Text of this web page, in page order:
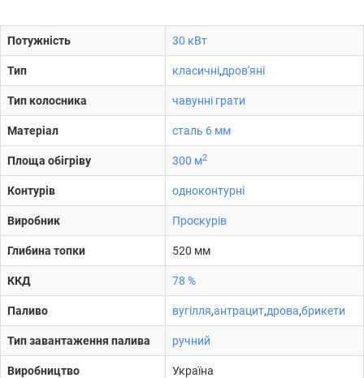
Потужність 30 кВт
Тип класичні,дров'яні
Тип колосника чавунні грати
Матеріал сталь 6 мм
Площа обігріву 300 м2
Контурів одноконтурні
Виробник Проскурів
Глибина топки 520 мм
ККД 78 %
Паливо вугілля,антрацит,дрова,брикети
Тип завантаження палива ручний
Виробництво Україна